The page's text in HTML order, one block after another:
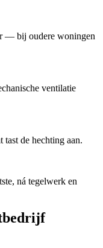
— bij oudere woningen
ventilatie
de hechting aan.
ná tegelwerk en